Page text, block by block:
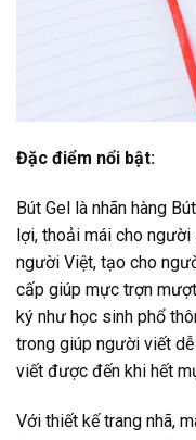
Đặc điểm nổi bật:
Bút Gel là nhãn hàng
lợi, thoải mái cho
người Việt, tạo cho
cấp giúp mực trợn
ký như học sinh phổ
trong giúp người viết
viết được đến khi hết
Với thiết kế trang nhã,